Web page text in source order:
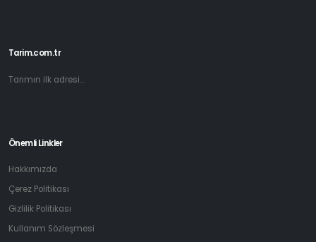
Tarim.com.tr
Tarımın ilk adresi...
Önemli Linkler
Hakkımızda
Çerez Politikası
Gizlilik Politikası
Kullanım Sözleşmesi